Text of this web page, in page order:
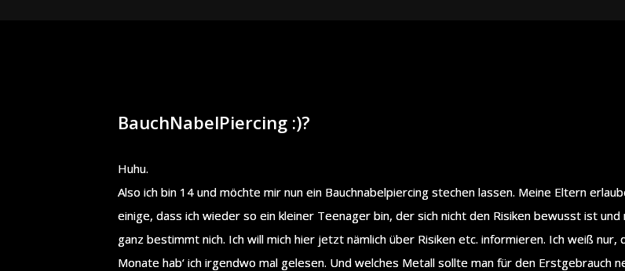
BauchNabelPiercing :)?
Huhu.
Also ich bin 14 und möchte mir nun ein Bauchnabelpiercing stechen lassen. Meine Eltern
einige, dass ich wieder so ein kleiner Teenager bin, der sich nicht den Risiken bewusst ist
ganz bestimmt nich. Ich will mich hier jetzt nämlich über Risiken etc. informieren. Ich weiß
Monate hab‘ ich irgendwo mal gelesen. Und welches Metall sollte man für den Erstgebrauch